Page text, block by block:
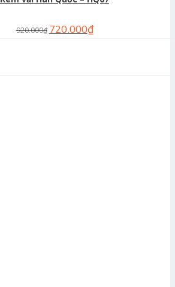
920.000₫ 720.000₫